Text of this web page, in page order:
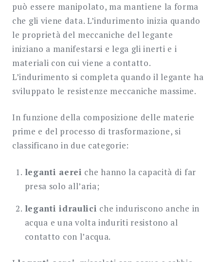
può essere manipolato, ma mantiene la forma
che gli viene data. L’indurimento inizia quando
le proprietà del meccaniche del legante
iniziano a manifestarsi e lega gli inerti e i
materiali con cui viene a contatto.
L’indurimento si completa quando il legante ha
sviluppato le resistenze meccaniche massime.
In funzione della composizione delle materie
prime e del processo di trasformazione, si
classificano in due categorie:
leganti aerei che hanno la capacità di far
presa solo all’aria;
leganti idraulici che induriscono anche in
acqua e una volta induriti resistono al
contatto con l’acqua.